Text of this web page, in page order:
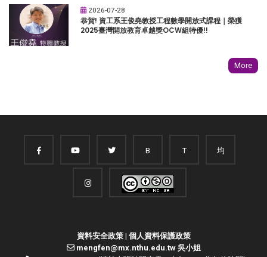
2026-07-28
恭賀! 資工系王俊堯教授工程數學開放式課程｜榮獲
2025臺灣開放教育卓越獎OCW組特優!!
More
B T 均
資料安全政策| 個人資料保護政策
mengfen@mx.nthu.edu.tw 吳小姐